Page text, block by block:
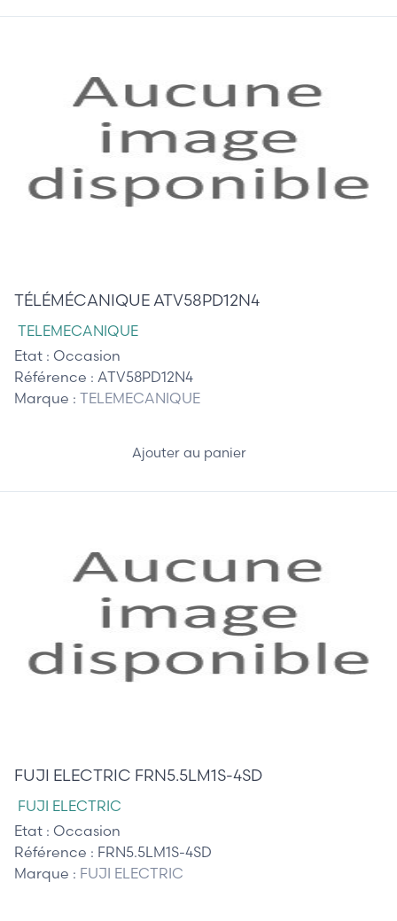
TÉLÉMÉCANIQUE ATV58PD12N4
TELEMECANIQUE
Etat : Occasion
Référence : ATV58PD12N4
Marque : TELEMECANIQUE
Ajouter au panier
FUJI ELECTRIC FRN5.5LM1S-4SD
FUJI ELECTRIC
Etat : Occasion
Référence : FRN5.5LM1S-4SD
Marque : FUJI ELECTRIC